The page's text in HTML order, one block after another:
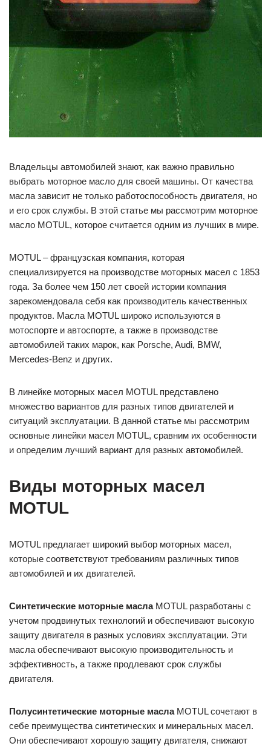
Владельцы автомобилей знают, как важно правильно
выбрать моторное масло для своей машины. От качества
масла зависит не только работоспособность двигателя, но
и его срок службы. В этой статье мы рассмотрим моторное
масло MOTUL, которое считается одним из лучших в мире.
MOTUL – французская компания, которая
специализируется на производстве моторных масел с 1853
года. За более чем 150 лет своей истории компания
зарекомендовала себя как производитель качественных
продуктов. Масла MOTUL широко используются в
мотоспорте и автоспорте, а также в производстве
автомобилей таких марок, как Porsche, Audi, BMW,
Mercedes-Benz и других.
В линейке моторных масел MOTUL представлено
множество вариантов для разных типов двигателей и
ситуаций эксплуатации. В данной статье мы рассмотрим
основные линейки масел MOTUL, сравним их особенности
и определим лучший вариант для разных автомобилей.
Виды моторных масел
MOTUL
MOTUL предлагает широкий выбор моторных масел,
которые соответствуют требованиям различных типов
автомобилей и их двигателей.
Синтетические моторные маслаMOTUL разработаны с
учетом продвинутых технологий и обеспечивают высокую
защиту двигателя в разных условиях эксплуатации. Эти
масла обеспечивают высокую производительность и
эффективность, а также продлевают срок службы
двигателя.
Полусинтетические моторные маслаMOTUL сочетают в
себе преимущества синтетических и минеральных масел.
Они обеспечивают хорошую защиту двигателя, снижают